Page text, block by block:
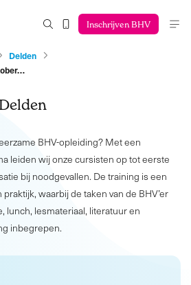
Inschrijven BHV
Delden
BHV-opleiding? Met een
leiden wij onze cursisten op tot eerste
bij noodgevallen. De training is een
waarbij de taken van de BHV’er
lunch, lesmateriaal, literatuur en
inbegrepen.